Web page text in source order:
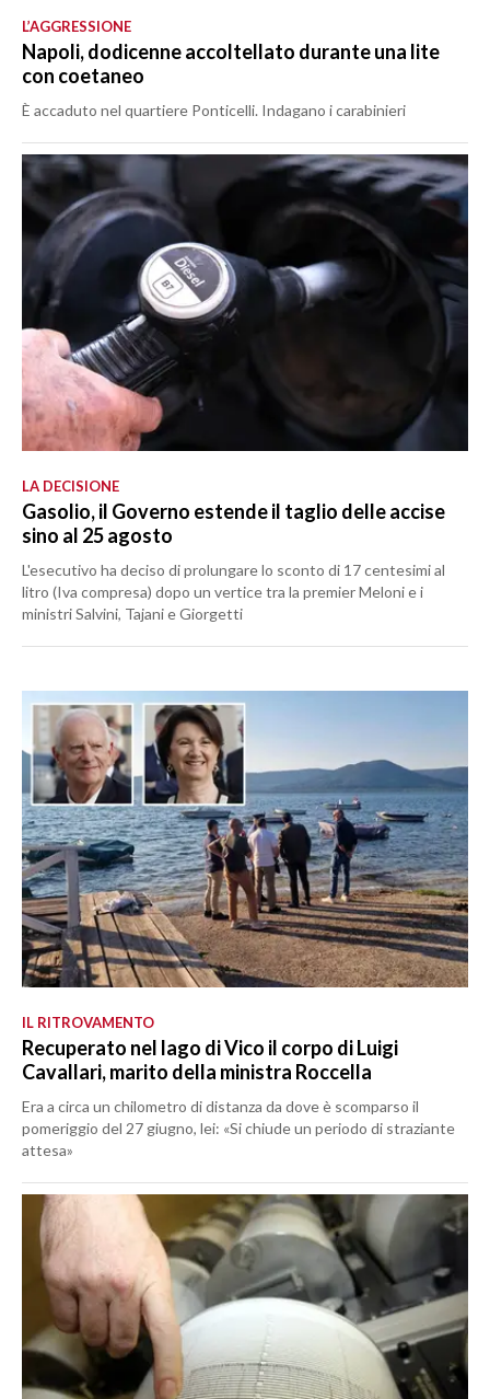
L’AGGRESSIONE
Napoli, dodicenne accoltellato durante una lite
con coetaneo
È accaduto nel quartiere Ponticelli. Indagano i carabinieri
LA DECISIONE
Gasolio, il Governo estende il taglio delle accise
sino al 25 agosto
L'esecutivo ha deciso di prolungare lo sconto di 17 centesimi al
litro (Iva compresa) dopo un vertice tra la premier Meloni e i
ministri Salvini, Tajani e Giorgetti
IL RITROVAMENTO
Recuperato nel lago di Vico il corpo di Luigi
Cavallari, marito della ministra Roccella
Era a circa un chilometro di distanza da dove è scomparso il
pomeriggio del 27 giugno, lei: «Si chiude un periodo di straziante
attesa»